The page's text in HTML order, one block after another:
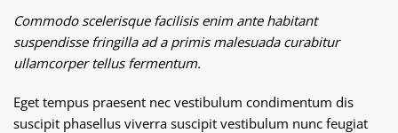
Commodo scelerisque facilisis enim ante habitant
suspendisse fringilla ad a primis malesuada curabitur
ullamcorper tellus fermentum.
Eget tempus praesent nec vestibulum condimentum dis
suscipit phasellus viverra suscipit vestibulum nunc feugiat